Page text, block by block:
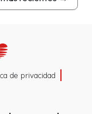
de privacidad